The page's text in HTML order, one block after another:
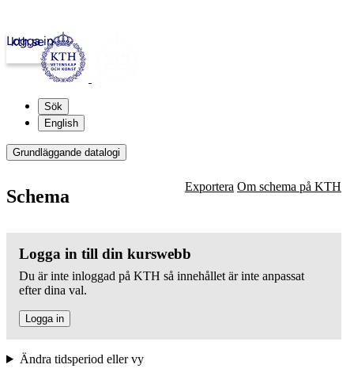
kth.se
Logga in
Sök
English
Grundläggande datalogi
Schema Exportera Om schema på KTH
Logga in till din kurswebb
Du är inte inloggad på KTH så innehållet är inte anpassat
efter dina val.
Logga in
Ändra tidsperiod eller vy